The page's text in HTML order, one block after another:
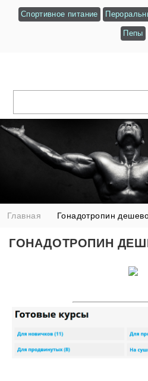
Спортивное питание
Пепы
Главная Гонадотропин
ГОНАДОТРОПИН